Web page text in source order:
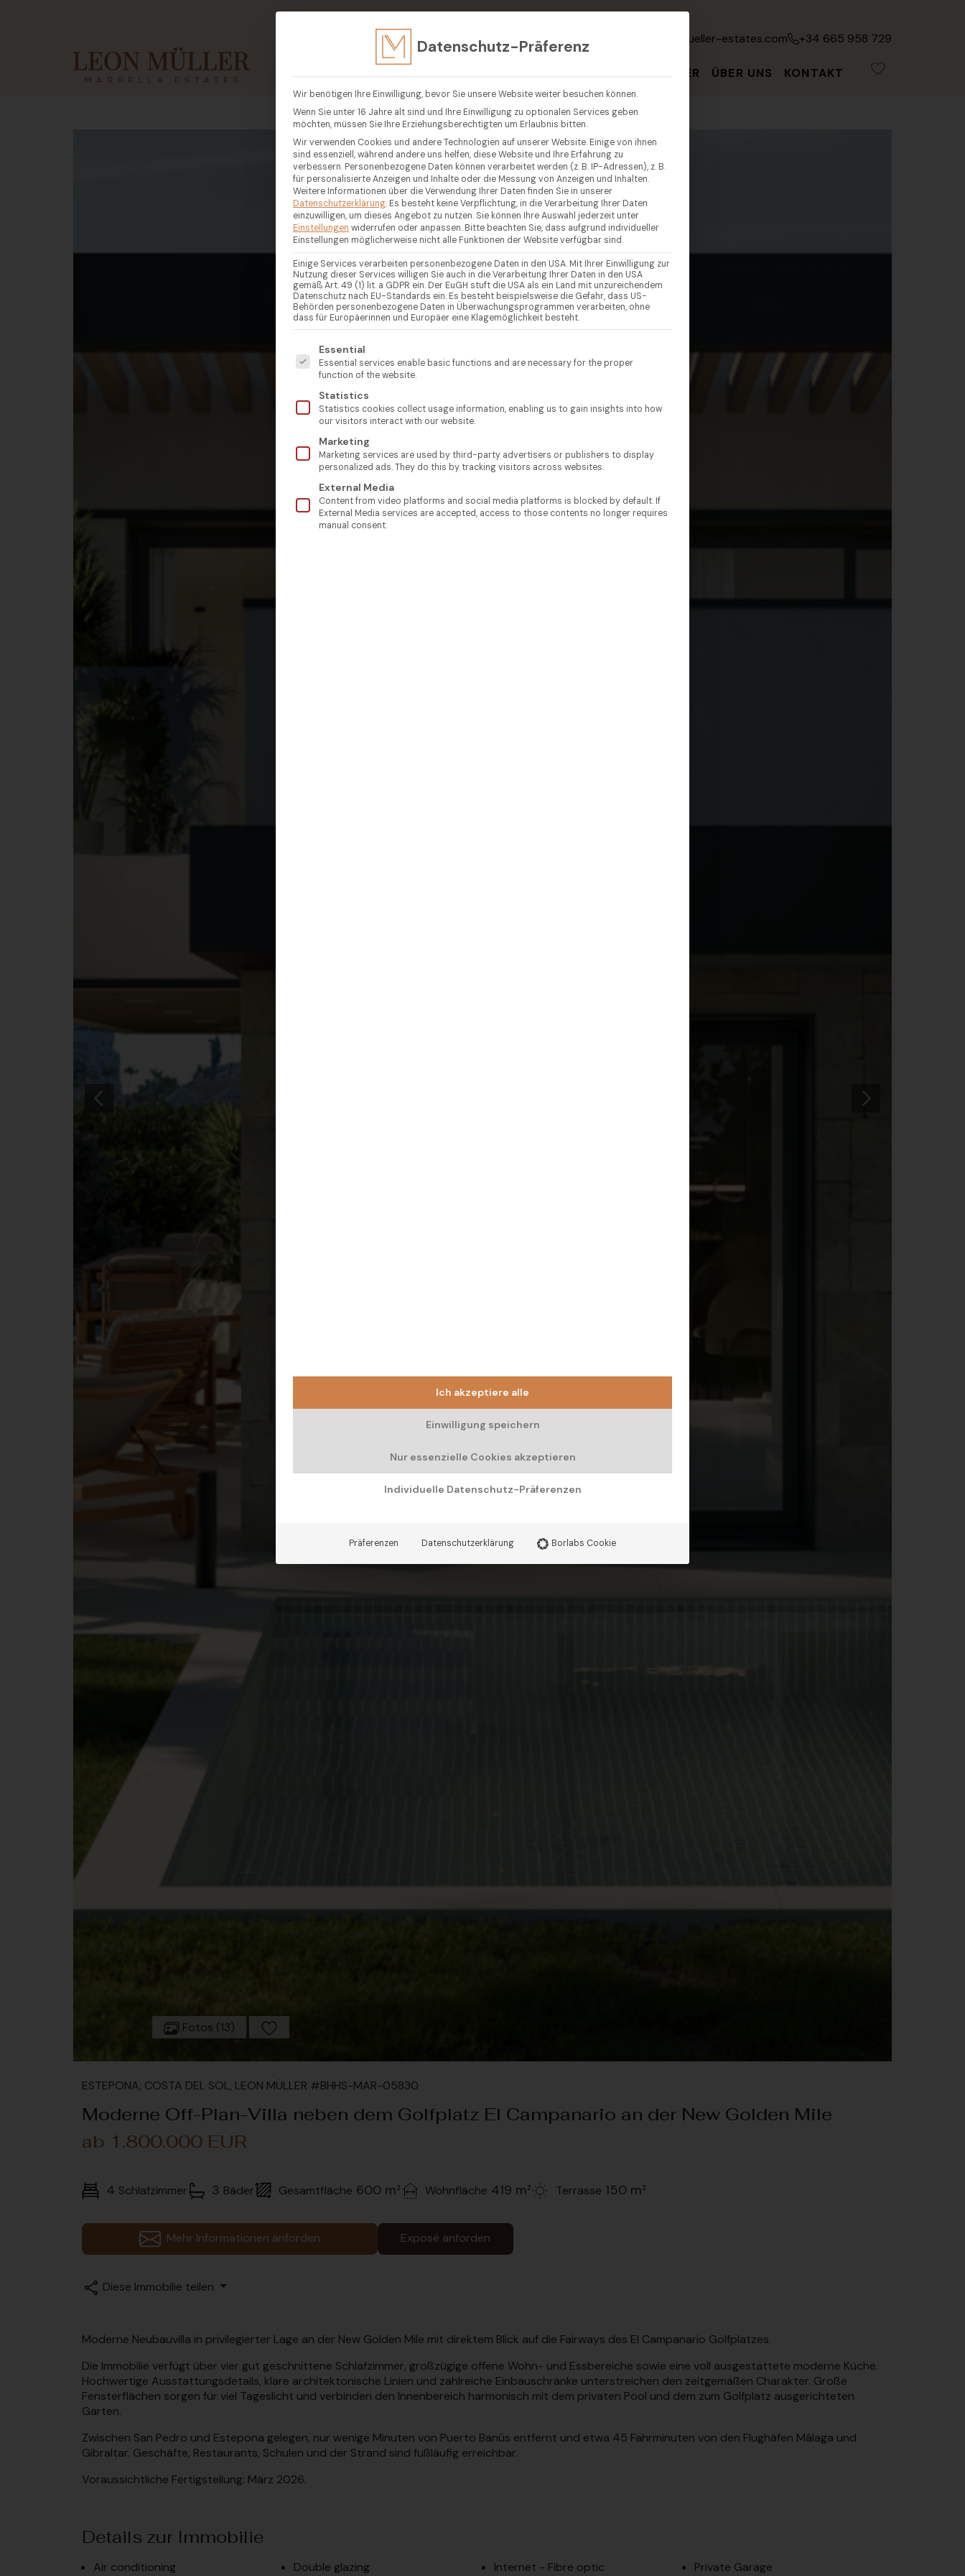
info@leonmueller-estates.com +34 665 958 729
KAUFEN VERKAUFEN LUXUSIMMOBILIEN GEGENDEN RATGEBER ÜBER UNS KONTAKT
Fotos (13)
ESTEPONA, COSTA DEL SOL, LEON MÜLLER #BHHS-MAR-05830
Moderne Off-Plan-Villa neben dem Golfplatz El Campanario an der New Golden Mile
ab 1.800.000 EUR
4 Schlafzimmer 3 Bäder Gesamtfläche 600 m² Wohnfläche 419 m² Terrasse 150 m²
Mehr Informationen anforden Exposé anforden
Diese Immobilie teilen
Moderne Neubauvilla in privilegierter Lage an der New Golden Mile mit direktem Blick auf die Fairways des El Campanario Golfplatzes.
Die Immobilie verfügt über vier gut geschnittene Schlafzimmer, großzügige offene Wohn- und Essbereiche sowie eine voll ausgestattete moderne Küche.
Hochwertige Ausstattungsdetails, klare architektonische Linien und zahlreiche Einbauschränke unterstreichen den zeitgemäßen Charakter. Große
Fensterflächen sorgen für viel Tageslicht und verbinden den Innenbereich harmonisch mit dem privaten Pool und dem zum Golfplatz ausgerichteten
Garten.
Zwischen San Pedro und Estepona gelegen, nur wenige Minuten von Puerto Banús entfernt und etwa 45 Fahrminuten von den Flughäfen Málaga und
Gibraltar. Geschäfte, Restaurants, Schulen und der Strand sind fußläufig erreichbar.
Voraussichtliche Fertigstellung: März 2026.
Details zur Immobilie
Air conditioning Double glazing Internet - Fibre optic Private Garage
Datenschutz-Präferenz
Wir benötigen Ihre Einwilligung, bevor Sie unsere Website weiter besuchen können.
Wenn Sie unter 16 Jahre alt sind und Ihre Einwilligung zu optionalen Services geben
möchten, müssen Sie Ihre Erziehungsberechtigten um Erlaubnis bitten.
Wir verwenden Cookies und andere Technologien auf unserer Website. Einige von ihnen
sind essenziell, während andere uns helfen, diese Website und Ihre Erfahrung zu
verbessern. Personenbezogene Daten können verarbeitet werden (z. B. IP-Adressen), z. B.
für personalisierte Anzeigen und Inhalte oder die Messung von Anzeigen und Inhalten.
Weitere Informationen über die Verwendung Ihrer Daten finden Sie in unserer
Datenschutzerklärung. Es besteht keine Verpflichtung, in die Verarbeitung Ihrer Daten
einzuwilligen, um dieses Angebot zu nutzen. Sie können Ihre Auswahl jederzeit unter
Einstellungen widerrufen oder anpassen. Bitte beachten Sie, dass aufgrund individueller
Einstellungen möglicherweise nicht alle Funktionen der Website verfügbar sind.
Einige Services verarbeiten personenbezogene Daten in den USA. Mit Ihrer Einwilligung zur
Nutzung dieser Services willigen Sie auch in die Verarbeitung Ihrer Daten in den USA
gemäß Art. 49 (1) lit. a GDPR ein. Der EuGH stuft die USA als ein Land mit unzureichendem
Datenschutz nach EU-Standards ein. Es besteht beispielsweise die Gefahr, dass US-
Behörden personenbezogene Daten in Überwachungsprogrammen verarbeiten, ohne
dass für Europäerinnen und Europäer eine Klagemöglichkeit besteht.
Es folgt eine Liste der Service-Gruppen, für die eine Einwilligung erteilt werden kann. Die erste Service-Gruppe ist essenziell
Essential
Essential services enable basic functions and are necessary for the proper
function of the website.
Statistics
Statistics cookies collect usage information, enabling us to gain insights into how
our visitors interact with our website.
Marketing
Marketing services are used by third-party advertisers or publishers to display
personalized ads. They do this by tracking visitors across websites.
External Media
Content from video platforms and social media platforms is blocked by default. If
External Media services are accepted, access to those contents no longer requires
manual consent.
Ich akzeptiere alle
Einwilligung speichern
Nur essenzielle Cookies akzeptieren
Individuelle Datenschutz-Präferenzen
Präferenzen Datenschutzerklärung Borlabs Cookie